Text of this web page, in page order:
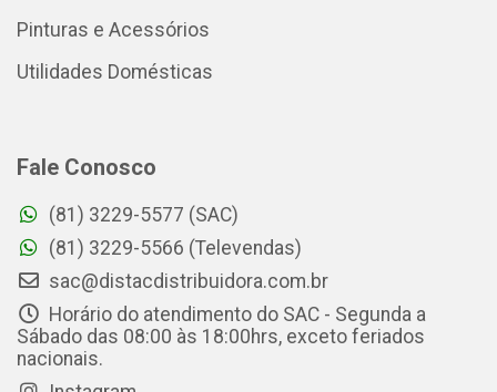
Pinturas e Acessórios
Utilidades Domésticas
Fale Conosco
(81) 3229-5577 (SAC)
(81) 3229-5566 (Televendas)
sac@distacdistribuidora.com.br
Horário do atendimento do SAC - Segunda a
Sábado das 08:00 às 18:00hrs, exceto feriados
nacionais.